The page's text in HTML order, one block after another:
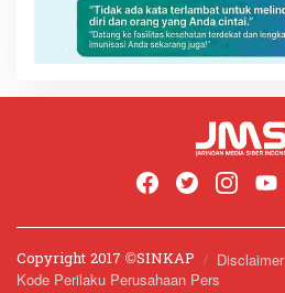
Copyright 2017 ©️SINKAP Disclaimer
Kode Perilaku Perusahaan Pers